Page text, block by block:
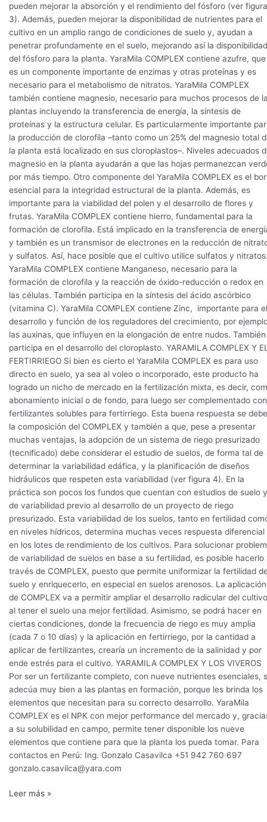
pueden mejorar la absorción y el rendimiento del fósforo (ver figura
3). Además, pueden mejorar la disponibilidad de nutrientes para el
cultivo en un amplio rango de condiciones de suelo y, ayudan a
penetrar profundamente en el suelo, mejorando así la disponibilidad
del fósforo para la planta. YaraMila COMPLEX contiene azufre, que
es un componente importante de enzimas y otras proteínas y es
necesario para el metabolismo de nitratos. YaraMila COMPLEX
también contiene magnesio, necesario para muchos procesos de
plantas incluyendo la transferencia de energía, la síntesis de
proteínas y la estructura celular. Es particularmente importante
la producción de clorofila –tanto como un 25% del magnesio total
la planta está localizado en sus cloroplastos–. Niveles adecuados
magnesio en la planta ayudarán a que las hojas permanezcan
por más tiempo. Otro componente del YaraMila COMPLEX es el
esencial para la integridad estructural de la planta. Además, es
importante para la viabilidad del polen y el desarrollo de flores y
frutas. YaraMila COMPLEX contiene hierro, fundamental para la
formación de clorofila. Está implicado en la transferencia de
y también es un transmisor de electrones en la reducción de
y sulfatos. Así, hace posible que el cultivo utilice sulfatos y
YaraMila COMPLEX contiene Manganeso, necesario para la
formación de clorofila y la reacción de óxido-reducción o redox en
las células. También participa en la síntesis del ácido ascórbico
(vitamina C). YaraMila COMPLEX contiene Zinc, importante para el
desarrollo y función de los reguladores del crecimiento, por
las auxinas, que influyen en la elongación de entre nudos. También
participa en el desarrollo del cloroplasto. YARAMILA COMPLEX Y
FERTIRRIEGO Si bien es cierto el YaraMila COMPLEX es para uso
directo en suelo, ya sea al voleo o incorporado, este producto ha
logrado un nicho de mercado en la fertilización mixta, es decir,
abonamiento inicial o de fondo, para luego ser complementado con
fertilizantes solubles para fertirriego. Esta buena respuesta se
la composición del COMPLEX y también a que, pese a presentar
muchas ventajas, la adopción de un sistema de riego presurizado
(tecnificado) debe considerar el estudio de suelos, de forma tal de
determinar la variabilidad edáfica, y la planificación de diseños
hidráulicos que respeten esta variabilidad (ver figura 4). En la
práctica son pocos los fundos que cuentan con estudios de suelo y
de variabilidad previo al desarrollo de un proyecto de riego
presurizado. Esta variabilidad de los suelos, tanto en fertilidad
en niveles hídricos, determina muchas veces respuesta diferencial
en los lotes de rendimiento de los cultivos. Para solucionar
de variabilidad de suelos en base a su fertilidad, es posible hacerlo
través de COMPLEX, puesto que permite uniformizar la fertilidad
suelo y enriquecerlo, en especial en suelos arenosos. La aplicación
de COMPLEX va a permitir ampliar el desarrollo radicular del
al tener el suelo una mejor fertilidad. Asimismo, se podrá hacer en
ciertas condiciones, donde la frecuencia de riego es muy amplia
(cada 7 o 10 días) y la aplicación en fertirriego, por la cantidad a
aplicar de fertilizantes, crearía un incremento de la salinidad y por
ende estrés para el cultivo. YARAMILA COMPLEX Y LOS VIVEROS
Por ser un fertilizante completo, con nueve nutrientes esenciales,
adecúa muy bien a las plantas en formación, porque les brinda los
elementos que necesitan para su correcto desarrollo. YaraMila
COMPLEX es el NPK con mejor performance del mercado y,
a su solubilidad en campo, permite tener disponible los nueve
elementos que contiene para que la planta los pueda tomar. Para
contactos en Perú: Ing. Gonzalo Casavilca +51 942 760 697
gonzalo.casavilca@yara.com
Leer más »